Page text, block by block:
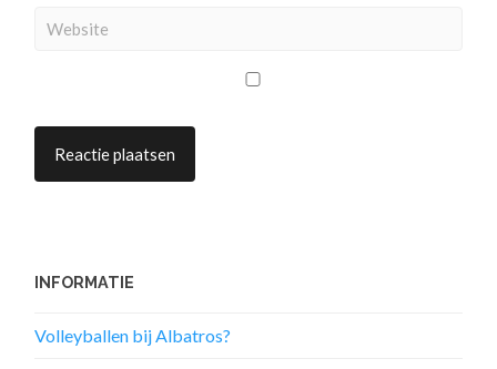
INFORMATIE
Volleyballen bij Albatros?